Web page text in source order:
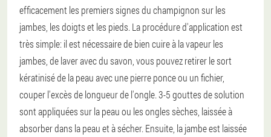
efficacement les premiers signes du champignon sur les
jambes, les doigts et les pieds. La procédure d'application est
très simple: il est nécessaire de bien cuire à la vapeur les
jambes, de laver avec du savon, vous pouvez retirer le sort
kératinisé de la peau avec une pierre ponce ou un fichier,
couper l'excès de longueur de l'ongle. 3-5 gouttes de solution
sont appliquées sur la peau ou les ongles sèches, laissée à
absorber dans la peau et à sécher. Ensuite, la jambe est laissée